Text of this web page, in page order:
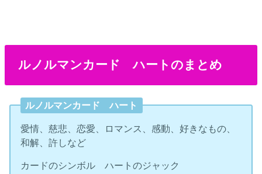
ルノルマンカード ハートのまとめ
ルノルマンカード ハート
愛情、慈悲、恋愛、ロマンス、感動、好きなもの、
和解、許しなど
カードのシンボル ハートのジャック